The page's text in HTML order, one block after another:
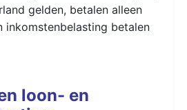
gelden, betalen alleen
inkomstenbelasting betalen
loon- en